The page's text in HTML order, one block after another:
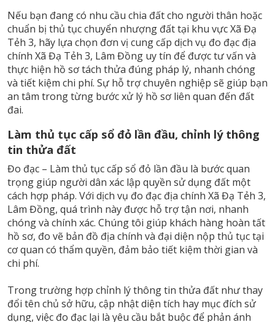
Nếu bạn đang có nhu cầu chia đất cho người thân hoặc
chuẩn bị thủ tục chuyển nhượng đất tại khu vực Xã Đạ
Tẻh 3, hãy lựa chọn đơn vị cung cấp dịch vụ đo đạc địa
chính Xã Đạ Tẻh 3, Lâm Đồng uy tín để được tư vấn và
thực hiện hồ sơ tách thửa đúng pháp lý, nhanh chóng
và tiết kiệm chi phí. Sự hỗ trợ chuyên nghiệp sẽ giúp bạn
an tâm trong từng bước xử lý hồ sơ liên quan đến đất
đai.
Làm thủ tục cấp sổ đỏ lần đầu, chỉnh lý thông
tin thửa đất
Đo đạc – Làm thủ tục cấp sổ đỏ lần đầu là bước quan
trọng giúp người dân xác lập quyền sử dụng đất một
cách hợp pháp. Với dịch vụ đo đạc địa chính Xã Đạ Tẻh 3,
Lâm Đồng, quá trình này được hỗ trợ tận nơi, nhanh
chóng và chính xác. Chúng tôi giúp khách hàng hoàn tất
hồ sơ, đo vẽ bản đồ địa chính và đại diện nộp thủ tục tại
cơ quan có thẩm quyền, đảm bảo tiết kiệm thời gian và
chi phí.
Trong trường hợp chỉnh lý thông tin thửa đất như thay
đổi tên chủ sở hữu, cập nhật diện tích hay mục đích sử
dụng, việc đo đạc lại là yêu cầu bắt buộc để phản ánh